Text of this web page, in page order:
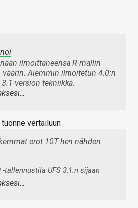
ilmoittaneensa R-mallin
väärin. Aiemmin ilmoitetun 4.0:n
version tekniikka.
vertailuun
erot 10T:hen nähden
-tallennustila UFS 3.1:n sijaan